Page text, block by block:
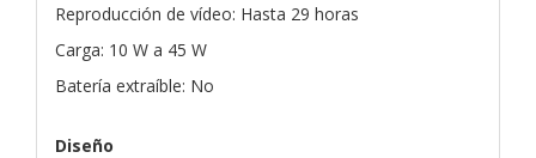
Reproducción de vídeo: Hasta 29 horas
Carga: 10 W a 45 W
Batería extraíble: No
Diseño